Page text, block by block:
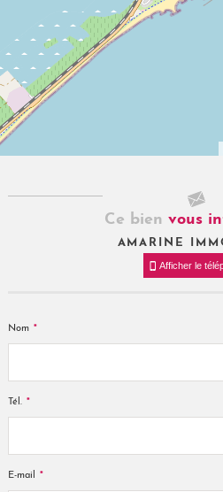
Ce bienvous
AMARINE
Afficher le
Nom *
Tél. *
E-mail *